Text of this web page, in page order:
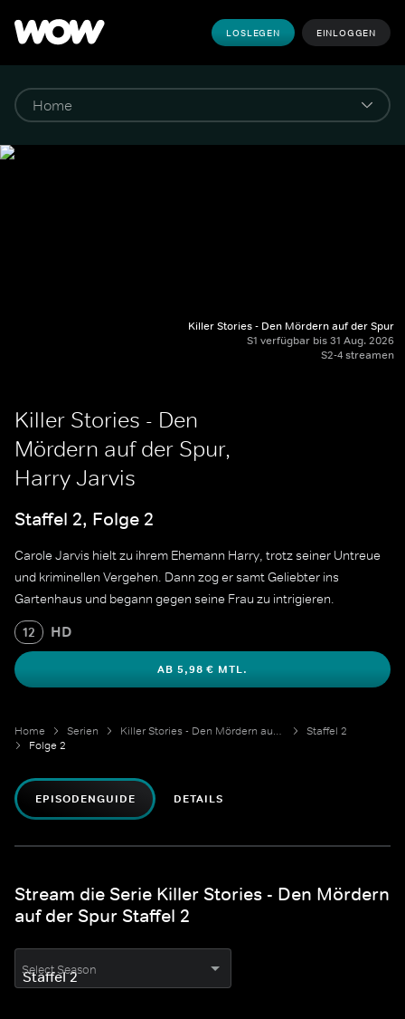
LOSLEGEN EINLOGGEN
Killer Stories - Den Mördern auf der Spur
S1 verfügbar bis 31 Aug. 2026
S2-4 streamen
Killer Stories - Den
Mördern auf der Spur,
Harry Jarvis
Staffel 2, Folge 2
Carole Jarvis hielt zu ihrem Ehemann Harry, trotz seiner Untreue
und kriminellen Vergehen. Dann zog er samt Geliebter ins
Gartenhaus und begann gegen seine Frau zu intrigieren.
12 HD
AB 5,98 € MTL.
Home Serien Killer Stories - Den Mördern auf der Spur
Staffel 2
Folge 2
EPISODENGUIDE DETAILS
Stream die Serie Killer Stories - Den Mördern
auf der Spur Staffel 2
Select Season